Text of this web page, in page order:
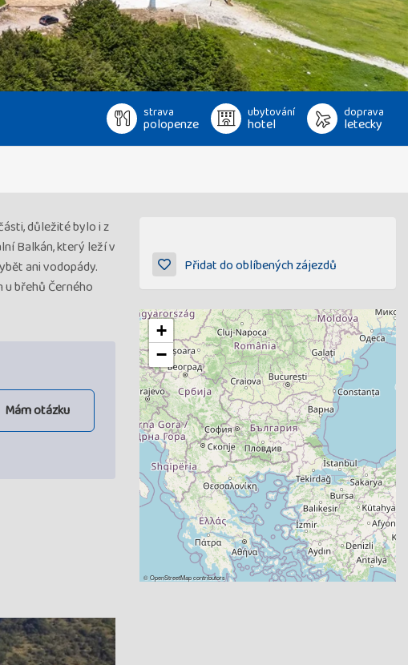
strava
polopenze
ubytování
hotel
doprava
letecky
Přidat do oblíbených zájezdů
+
−
©OpenStreetMapcontributors
důležité bylo i z
Balkán, který leží v
ani vodopády.
břehů Černého
Mám otázku